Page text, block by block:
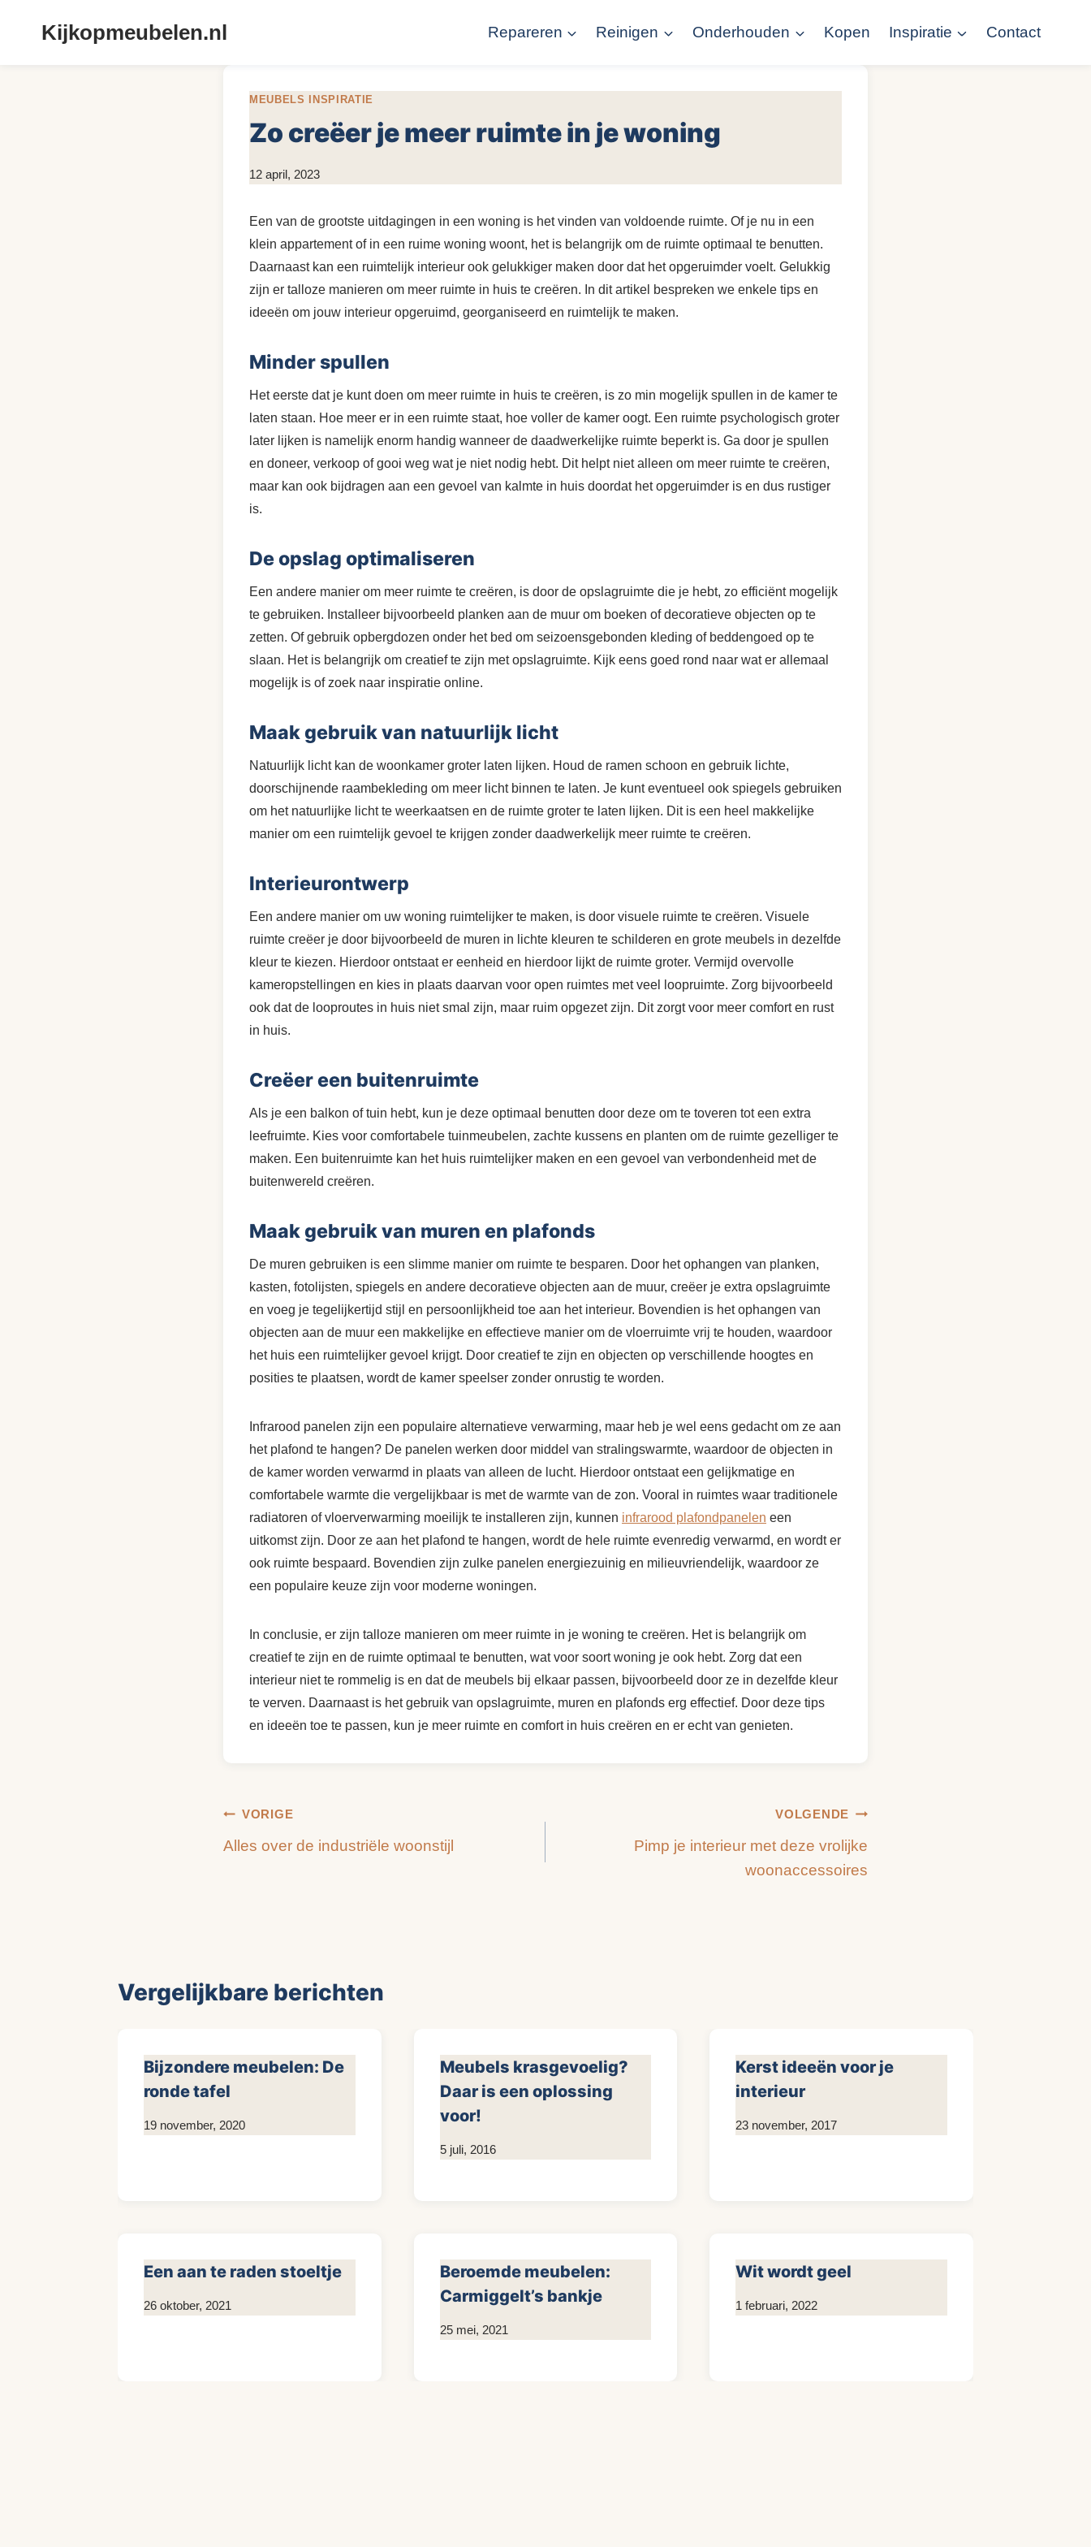
Kijkopmeubelen.nl Repareren Reinigen Onderhouden Kopen Inspiratie Contact
MEUBELS INSPIRATIE
Zo creëer je meer ruimte in je woning
Door
12 april, 2023
Een van de grootste uitdagingen in een woning is het vinden van voldoende ruimte. Of je nu in een
klein appartement of in een ruime woning woont, het is belangrijk om de ruimte optimaal te benutten.
Daarnaast kan een ruimtelijk interieur ook gelukkiger maken door dat het opgeruimder voelt. Gelukkig
zijn er talloze manieren om meer ruimte in huis te creëren. In dit artikel bespreken we enkele tips en
ideeën om jouw interieur opgeruimd, georganiseerd en ruimtelijk te maken.
Minder spullen
Het eerste dat je kunt doen om meer ruimte in huis te creëren, is zo min mogelijk spullen in de kamer te
laten staan. Hoe meer er in een ruimte staat, hoe voller de kamer oogt. Een ruimte psychologisch groter
later lijken is namelijk enorm handig wanneer de daadwerkelijke ruimte beperkt is. Ga door je spullen
en doneer, verkoop of gooi weg wat je niet nodig hebt. Dit helpt niet alleen om meer ruimte te creëren,
maar kan ook bijdragen aan een gevoel van kalmte in huis doordat het opgeruimder is en dus rustiger
is.
De opslag optimaliseren
Een andere manier om meer ruimte te creëren, is door de opslagruimte die je hebt, zo efficiënt mogelijk
te gebruiken. Installeer bijvoorbeeld planken aan de muur om boeken of decoratieve objecten op te
zetten. Of gebruik opbergdozen onder het bed om seizoensgebonden kleding of beddengoed op te
slaan. Het is belangrijk om creatief te zijn met opslagruimte. Kijk eens goed rond naar wat er allemaal
mogelijk is of zoek naar inspiratie online.
Maak gebruik van natuurlijk licht
Natuurlijk licht kan de woonkamer groter laten lijken. Houd de ramen schoon en gebruik lichte,
doorschijnende raambekleding om meer licht binnen te laten. Je kunt eventueel ook spiegels gebruiken
om het natuurlijke licht te weerkaatsen en de ruimte groter te laten lijken. Dit is een heel makkelijke
manier om een ruimtelijk gevoel te krijgen zonder daadwerkelijk meer ruimte te creëren.
Interieurontwerp
Een andere manier om uw woning ruimtelijker te maken, is door visuele ruimte te creëren. Visuele
ruimte creëer je door bijvoorbeeld de muren in lichte kleuren te schilderen en grote meubels in dezelfde
kleur te kiezen. Hierdoor ontstaat er eenheid en hierdoor lijkt de ruimte groter. Vermijd overvolle
kameropstellingen en kies in plaats daarvan voor open ruimtes met veel loopruimte. Zorg bijvoorbeeld
ook dat de looproutes in huis niet smal zijn, maar ruim opgezet zijn. Dit zorgt voor meer comfort en rust
in huis.
Creëer een buitenruimte
Als je een balkon of tuin hebt, kun je deze optimaal benutten door deze om te toveren tot een extra
leefruimte. Kies voor comfortabele tuinmeubelen, zachte kussens en planten om de ruimte gezelliger te
maken. Een buitenruimte kan het huis ruimtelijker maken en een gevoel van verbondenheid met de
buitenwereld creëren.
Maak gebruik van muren en plafonds
De muren gebruiken is een slimme manier om ruimte te besparen. Door het ophangen van planken,
kasten, fotolijsten, spiegels en andere decoratieve objecten aan de muur, creëer je extra opslagruimte
en voeg je tegelijkertijd stijl en persoonlijkheid toe aan het interieur. Bovendien is het ophangen van
objecten aan de muur een makkelijke en effectieve manier om de vloerruimte vrij te houden, waardoor
het huis een ruimtelijker gevoel krijgt. Door creatief te zijn en objecten op verschillende hoogtes en
posities te plaatsen, wordt de kamer speelser zonder onrustig te worden.
Infrarood panelen zijn een populaire alternatieve verwarming, maar heb je wel eens gedacht om ze aan
het plafond te hangen? De panelen werken door middel van stralingswarmte, waardoor de objecten in
de kamer worden verwarmd in plaats van alleen de lucht. Hierdoor ontstaat een gelijkmatige en
comfortabele warmte die vergelijkbaar is met de warmte van de zon. Vooral in ruimtes waar traditionele
radiatoren of vloerverwarming moeilijk te installeren zijn, kunnen infrarood plafondpanelen een
uitkomst zijn. Door ze aan het plafond te hangen, wordt de hele ruimte evenredig verwarmd, en wordt er
ook ruimte bespaard. Bovendien zijn zulke panelen energiezuinig en milieuvriendelijk, waardoor ze
een populaire keuze zijn voor moderne woningen.
In conclusie, er zijn talloze manieren om meer ruimte in je woning te creëren. Het is belangrijk om
creatief te zijn en de ruimte optimaal te benutten, wat voor soort woning je ook hebt. Zorg dat een
interieur niet te rommelig is en dat de meubels bij elkaar passen, bijvoorbeeld door ze in dezelfde kleur
te verven. Daarnaast is het gebruik van opslagruimte, muren en plafonds erg effectief. Door deze tips
en ideeën toe te passen, kun je meer ruimte en comfort in huis creëren en er echt van genieten.
Bericht
navigatie
VORIGE
Alles over de industriële woonstijl
VOLGENDE
Pimp je interieur met deze vrolijke
woonaccessoires
Vergelijkbare berichten
Bijzondere meubelen: De
ronde tafel
Door
19 november, 2020
Meubels krasgevoelig?
Daar is een oplossing
voor!
Door
5 juli, 2016
Kerst ideeën voor je
interieur
Door
23 november, 2017
Een aan te raden stoeltje
Door
26 oktober, 2021
Beroemde meubelen:
Carmiggelt’s bankje
Door
25 mei, 2021
Wit wordt geel
Door
1 februari, 2022